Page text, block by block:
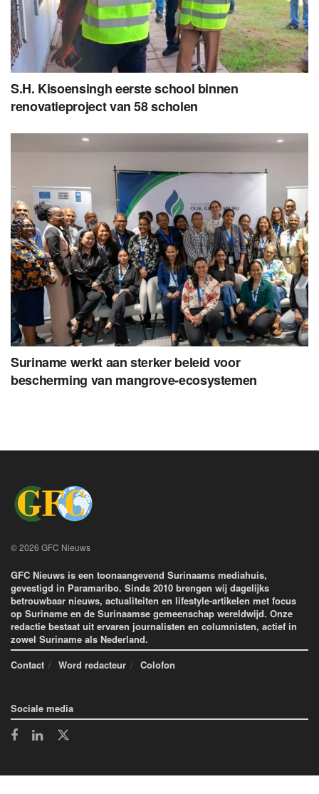
S.H. Kisoensingh eerste school binnen
renovatieproject van 58 scholen
Suriname werkt aan sterker beleid voor
bescherming van mangrove-ecosystemen
© 2026 GFC Nieuws
GFC Nieuws is een toonaangevend Surinaams mediahuis,
gevestigd in Paramaribo. Sinds 2010 brengen wij dagelijks
betrouwbaar nieuws, actualiteiten en lifestyle-artikelen met focus
op Suriname en de Surinaamse gemeenschap wereldwijd. Onze
redactie bestaat uit ervaren journalisten en columnisten, actief in
zowel Suriname als Nederland.
Contact
Word redacteur Colofon
Sociale media